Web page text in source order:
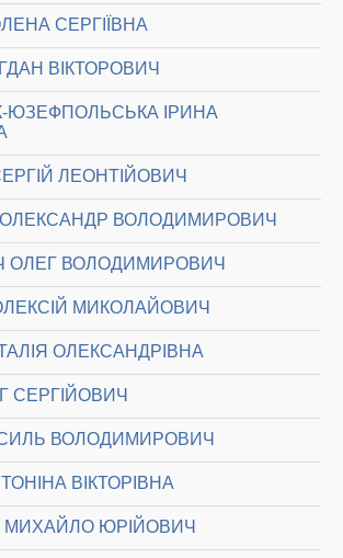
СЕРГІЇВНА
ВІКТОРОВИЧ
ЮЗЕФПОЛЬСЬКА ІРИНА
ЛЕОНТІЙОВИЧ
ВОЛОДИМИРОВИЧ
ОЛЕГ ВОЛОДИМИРОВИЧ
МИКОЛАЙОВИЧ
ОЛЕКСАНДРІВНА
СЕРГІЙОВИЧ
ВОЛОДИМИРОВИЧ
ВІКТОРІВНА
МИХАЙЛО ЮРІЙОВИЧ